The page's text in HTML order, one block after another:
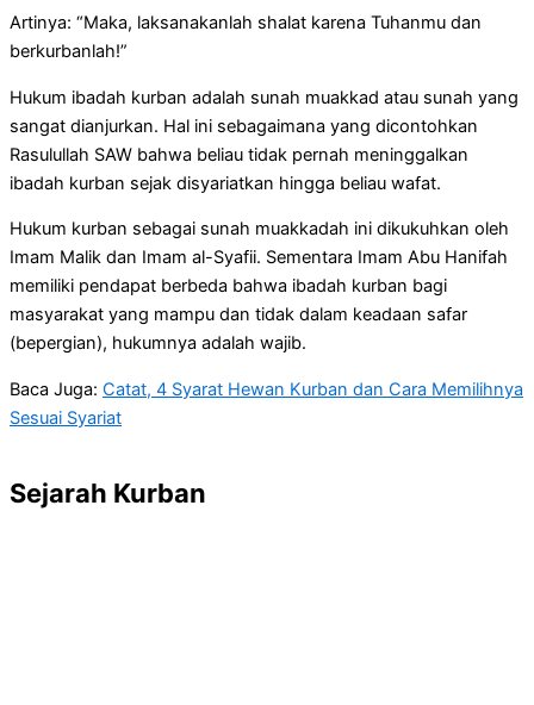
Artinya: “Maka, laksanakanlah shalat karena Tuhanmu dan
berkurbanlah!”
Hukum ibadah kurban adalah sunah muakkad atau sunah yang
sangat dianjurkan. Hal ini sebagaimana yang dicontohkan
Rasulullah SAW bahwa beliau tidak pernah meninggalkan
ibadah kurban sejak disyariatkan hingga beliau wafat.
Hukum kurban sebagai sunah muakkadah ini dikukuhkan oleh
Imam Malik dan Imam al-Syafii. Sementara Imam Abu Hanifah
memiliki pendapat berbeda bahwa ibadah kurban bagi
masyarakat yang mampu dan tidak dalam keadaan safar
(bepergian), hukumnya adalah wajib.
Baca Juga: Catat, 4 Syarat Hewan Kurban dan Cara Memilihnya
Sesuai Syariat
Sejarah Kurban